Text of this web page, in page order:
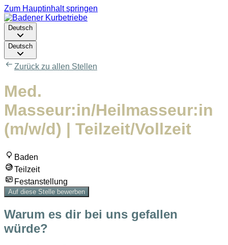
Zum Hauptinhalt springen
Deutsch
Deutsch
Zurück zu allen Stellen
Med.
Masseur:in/Heilmasseur:in
(m/w/d) | Teilzeit/Vollzeit
Baden
Teilzeit
Festanstellung
Auf diese Stelle bewerben
Warum es dir bei uns gefallen
würde?